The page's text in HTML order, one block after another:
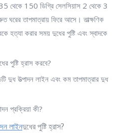
থেকে 150 ডিগ্রি সেলসিয়াস 2 থেকে 3
ঘরের তাপমাত্রায় ফিরে আসে। তাত্ক্ষণিক
হত্যা করার সময় দুধের পুষ্টি এবং স্বাদকে
পুষ্টি হ্রাস করবে?
দুধ উত্পাদন লাইন এবং কম তাপমাত্রার দুধ
প্রক্রিয়া কী?
লাইনদুধের পুষ্টি হ্রাস?